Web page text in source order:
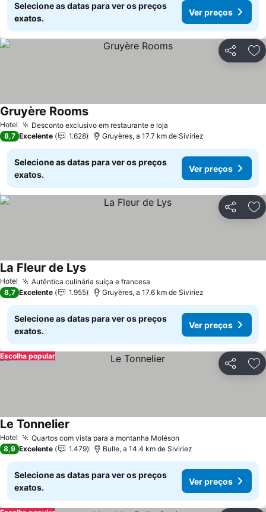
Selecione as datas para ver os preços
exatos.
Ver preços
Partilhar
Hotel Desconto exclusivo em restaurante e loja
Gruyère Rooms
8,7 Excelente 1.628 Gruyères, a 17.7 km de Siviriez
Selecione as datas para ver os preços
exatos.
Ver preços
Partilhar
Hotel Autêntica culinária suíça e francesa
La Fleur de Lys
8,7 Excelente 1.955 Gruyères, a 17.6 km de Siviriez
Selecione as datas para ver os preços
exatos.
Ver preços
Partilhar
Escolha popular
Hotel Quartos com vista para a montanha Moléson
Le Tonnelier
8,9 Excelente 1.479 Bulle, a 14.4 km de Siviriez
Selecione as datas para ver os preços
exatos.
Ver preços